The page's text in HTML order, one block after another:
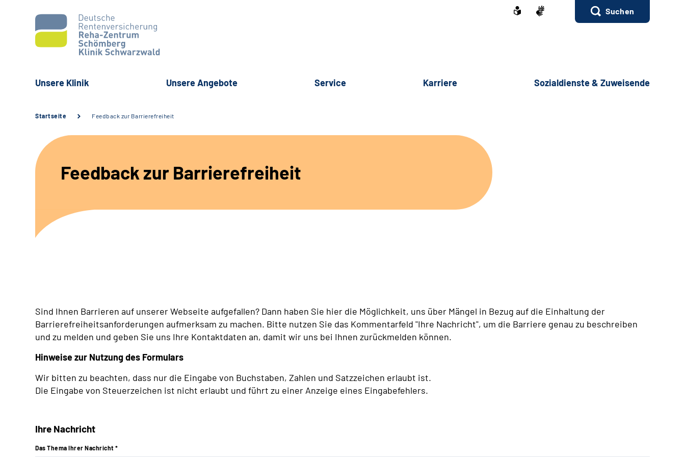
Suchen
Unsere Klinik Unsere Angebote Service Karriere Sozialdienste & Zuweisende
Startseite Feedback zur Barrierefreiheit
Feedback zur Barrierefreiheit
Sind Ihnen Barrieren auf unserer Webseite aufgefallen? Dann haben Sie hier die Möglichkeit, uns über Mängel in Bezug auf die Einhaltung der
Barrierefreiheitsanforderungen aufmerksam zu machen. Bitte nutzen Sie das Kommentarfeld "Ihre Nachricht", um die Barriere genau zu beschreiben
und zu melden und geben Sie uns Ihre Kontaktdaten an, damit wir uns bei Ihnen zurückmelden können.
Hinweise zur Nutzung des Formulars
Wir bitten zu beachten, dass nur die Eingabe von Buchstaben, Zahlen und Satzzeichen erlaubt ist.
Die Eingabe von Steuerzeichen ist nicht erlaubt und führt zu einer Anzeige eines Eingabefehlers.
Ihre Nachricht
Das Thema Ihrer Nachricht *